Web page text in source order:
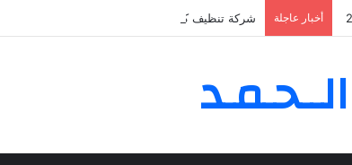
أخبار عاجلة شركة تنظيف كنب في المزهر – دبي 0555980700 – خصم30%